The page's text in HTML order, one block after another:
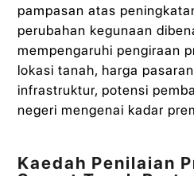
pampasan atas
perubahan kegunaan
mempengaruhi pengiraan
lokasi tanah, harga
infrastruktur, potensi
negeri mengenai kadar
Kaedah Penilaian